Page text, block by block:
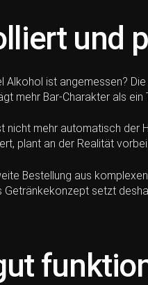
und
ist angemessen?
Bar-Charakter als ein
mehr automatisch
plant an der Realität vorbei.
Bestellung aus
setzt